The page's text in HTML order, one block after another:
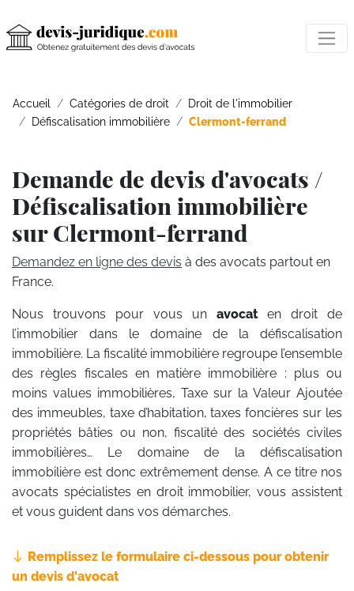
Accueil Catégories de droit
Droit de l'immobilier
Défiscalisation immobilière
Clermont-ferrand
Demande de devis d'avocats /
Défiscalisation immobilière
sur Clermont-ferrand
Demandez en ligne des devis à des avocats partout en
France.
Nous trouvons pour vous un avocat en droit de
l’immobilier dans le domaine de la défiscalisation
immobilière. La fiscalité immobilière regroupe l’ensemble
des règles fiscales en matière immobilière : plus ou
moins values immobilières, Taxe sur la Valeur Ajoutée
des immeubles, taxe d’habitation, taxes foncières sur les
propriétés bâties ou non, fiscalité des sociétés civiles
immobilières… Le domaine de la défiscalisation
immobilière est donc extrêmement dense. A ce titre nos
avocats spécialistes en droit immobilier, vous assistent
et vous guident dans vos démarches.
Remplissez le formulaire ci-dessous pour obtenir
un devis d'avocat